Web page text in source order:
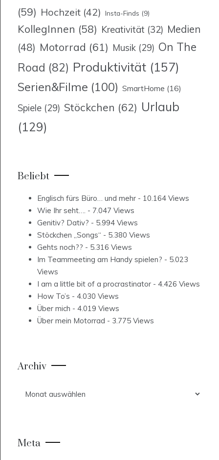
(59) Hochzeit (42) Insta-Finds (9)
KollegInnen (58) Kreativität (32) Medien
(48) Motorrad (61) Musik (29) On The
Road (82) Produktivität (157)
Serien&Filme (100) SmartHome (16)
Spiele (29) Stöckchen (62) Urlaub
(129)
Beliebt
Englisch fürs Büro… und mehr - 10.164 Views
Wie Ihr seht…. - 7.047 Views
Genitiv? Dativ? - 5.994 Views
Stöckchen „Songs“ - 5.380 Views
Gehts noch?? - 5.316 Views
Im Teammeeting am Handy spielen? - 5.023
Views
I am a little bit of a procrastinator - 4.426 Views
How To’s - 4.030 Views
Über mich - 4.019 Views
Über mein Motorrad - 3.775 Views
Archiv
Meta